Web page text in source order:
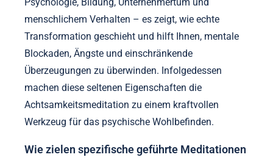
menschlichem Verhalten – es zeigt, wie echte
Transformation geschieht und hilft Ihnen, mentale
Blockaden, Ängste und einschränkende
Überzeugungen zu überwinden. Infolgedessen
machen diese seltenen Eigenschaften die
Achtsamkeitsmeditation zu einem kraftvollen
Werkzeug für das psychische Wohlbefinden.
Wie zielen spezifische geführte Meditationen